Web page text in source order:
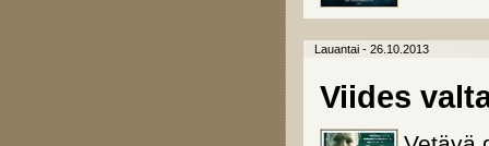
Lauantai - 26.10.2013
Viides